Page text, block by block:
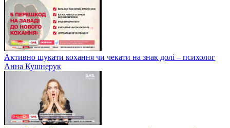
Активно шукати кохання чи чекати на знак долі – психолог
Анна Кушнерук